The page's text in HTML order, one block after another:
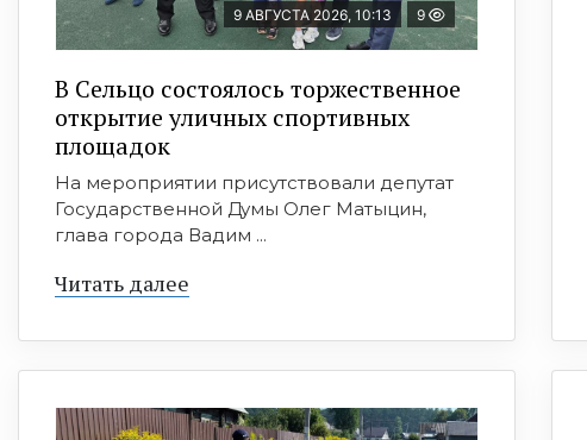
9 АВГУСТА 2026, 10:13 9
В Сельцо состоялось торжественное
открытие уличных спортивных
площадок
На мероприятии присутствовали депутат
Государственной Думы Олег Матыцин,
глава города Вадим ...
Читать далее